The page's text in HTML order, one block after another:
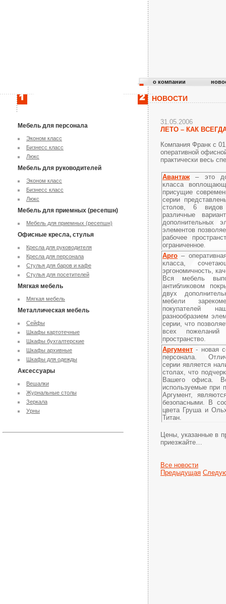
о компании
НОВОСТИ
Мебель для персонала
Эконом класс
Бизнесс класс
Люкс
Мебель для руководителей
Эконом класс
Бизнесс класс
Люкс
Мебель для приемных (ресепшн)
Мебель для приемных (ресепшн)
Офисные кресла, стулья
Кресла для руководителя
Кресла для персонала
Стулья для баров и кафе
Стулья для посетителей
Мягкая мебель
Мягкая мебель
Металлическая мебель
Сейфы
Шкафы картотечные
Шкафы бухгалтерские
Шкафы архивные
Шкафы для одежды
Аксессуары
Вешалки
Журнальные столы
Зеркала
Урны
31.05.2006
ЛЕТО – КАК
Компания Франк с
оперативной
практически весь
Авантаж– это
класса
присущие
серии
столов, 6
различные
дополнительных
элементов
рабочее
ограниченное
Арго –
класса,
эргономичность,
Вся мебель
антибликовом
двух
мебели
покупателей
разнообразием
серии, что
всех пожеланий
пространство.
Аргумент - новая
персонала.
серии является
столах, что
Вашего офиса.
используемые при
Аргумент,
безопасными. В
цвета Груша и
Титан.
Цены, указанные в
приезжайте…
Все новости
Предыдущая